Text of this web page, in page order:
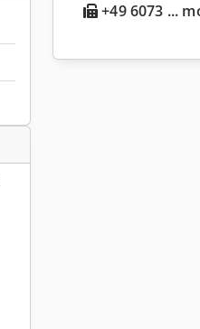
+49 6073 ...